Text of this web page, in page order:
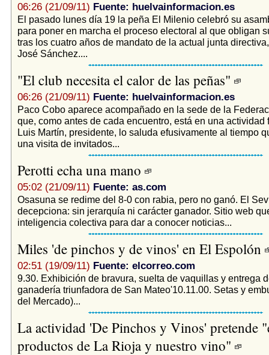
06:26 (21/09/11) Fuente: huelvainformacion.es
El pasado lunes día 19 la peña El Milenio celebró su
para poner en marcha el proceso electoral al que obligan
tras los cuatro años de mandato de la actual junta
José Sánchez....
"El club necesita el calor de las peñas"
06:26 (21/09/11) Fuente: huelvainformacion.es
Paco Cobo aparece acompañado en la sede de la
que, como antes de cada encuentro, está en una actividad
Luis Martín, presidente, lo saluda efusivamente al tiempo
una visita de invitados...
Perotti echa una mano
05:02 (21/09/11) Fuente: as.com
Osasuna se redime del 8-0 con rabia, pero no ganó. El
decepciona: sin jerarquía ni carácter ganador. Sitio web
inteligencia colectiva para dar a conocer noticias...
Miles 'de pinchos y de vinos' en El Espolón
02:51 (19/09/11) Fuente: elcorreo.com
9.30. Exhibición de bravura, suelta de vaquillas y entrega
ganadería triunfadora de San Mateo'10.11.00. Setas y
del Mercado)...
La actividad 'De Pinchos y Vinos' pretende
productos de La Rioja y nuestro vino"